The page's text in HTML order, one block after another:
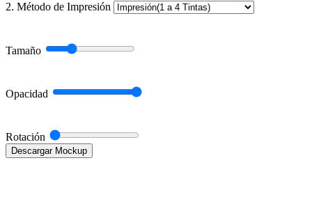
2. Método de Impresión
Tamaño
Opacidad
Rotación
Descargar Mockup